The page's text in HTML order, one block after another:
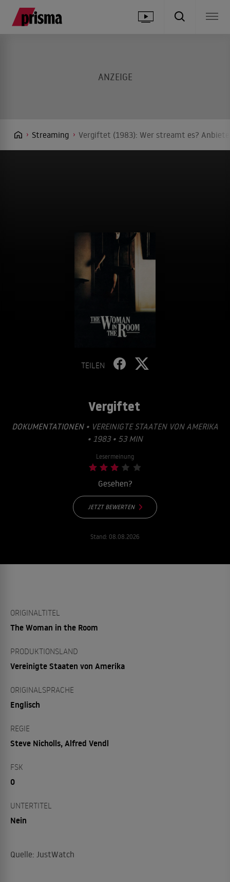
Streaming Vergiftet (1983): Wer streamt es?
TEILEN
Vergiftet
DOKUMENTATIONEN• VEREINIGTE STAATEN VON AMERIKA
• 1983 • 53 MIN
Lesermeinung
Gesehen?
JETZT BEWERTEN
Stand: 08.08.2026
ORIGINALTITEL
The Woman in the Room
PRODUKTIONSLAND
Vereinigte Staaten von Amerika
ORIGINALSPRACHE
Englisch
REGIE
Steve Nicholls, Alfred Vendl
FSK
0
UNTERTITEL
Nein
Quelle: JustWatch